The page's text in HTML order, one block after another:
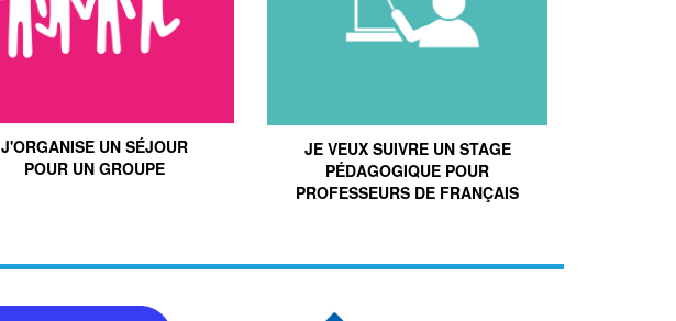
J'ORGANISE UN SÉJOUR
POUR UN GROUPE
JE VEUX SUIVRE UN STAGE
PÉDAGOGIQUE POUR
PROFESSEURS DE FRANÇAIS